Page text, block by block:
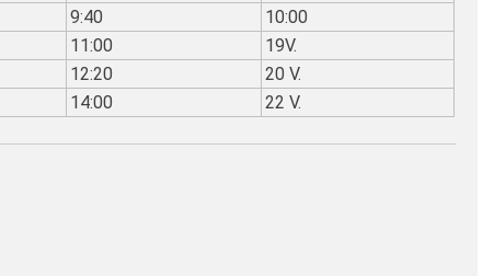
9:40
10:00
11:00
19V.
12:20
20 V.
14:00 22 V.